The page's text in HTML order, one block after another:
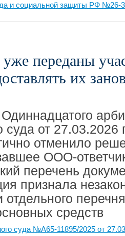
и социальной защиты РФ №26-
уже переданы
их
суда от
отменило
ООО-
перечень
признала
средств
суда №А65-11895/2025 от